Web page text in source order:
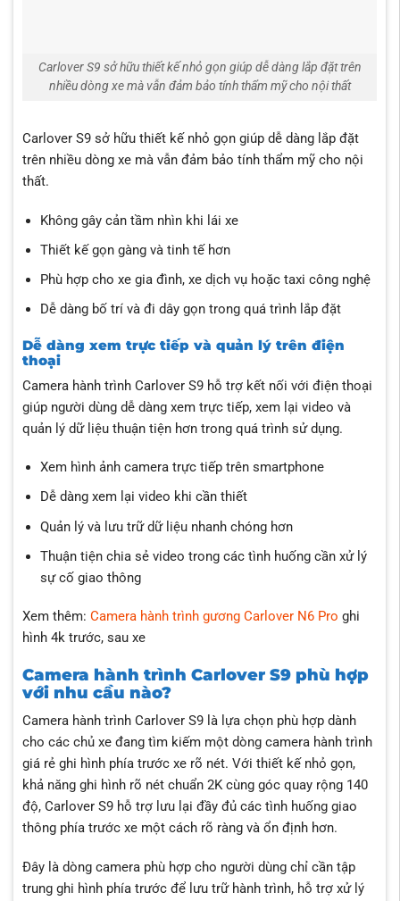
Carlover S9 sở hữu thiết kế nhỏ gọn giúp dễ dàng lắp đặt trên
nhiều dòng xe mà vẫn đảm bảo tính thẩm mỹ cho nội thất
Carlover S9 sở hữu thiết kế nhỏ gọn giúp dễ dàng lắp đặt
trên nhiều dòng xe mà vẫn đảm bảo tính thẩm mỹ cho nội
thất.
Không gây cản tầm nhìn khi lái xe
Thiết kế gọn gàng và tinh tế hơn
Phù hợp cho xe gia đình, xe dịch vụ hoặc taxi công nghệ
Dễ dàng bố trí và đi dây gọn trong quá trình lắp đặt
Dễ dàng xem trực tiếp và quản lý trên điện
thoại
Camera hành trình Carlover S9 hỗ trợ kết nối với điện thoại
giúp người dùng dễ dàng xem trực tiếp, xem lại video và
quản lý dữ liệu thuận tiện hơn trong quá trình sử dụng.
Xem hình ảnh camera trực tiếp trên smartphone
Dễ dàng xem lại video khi cần thiết
Quản lý và lưu trữ dữ liệu nhanh chóng hơn
Thuận tiện chia sẻ video trong các tình huống cần xử lý
sự cố giao thông
Xem thêm: Camera hành trình gương Carlover N6 Pro ghi
hình 4k trước, sau xe
Camera hành trình Carlover S9 phù hợp
với nhu cầu nào?
Camera hành trình Carlover S9 là lựa chọn phù hợp dành
cho các chủ xe đang tìm kiếm một dòng camera hành trình
giá rẻ ghi hình phía trước xe rõ nét. Với thiết kế nhỏ gọn,
khả năng ghi hình rõ nét chuẩn 2K cùng góc quay rộng 140
độ, Carlover S9 hỗ trợ lưu lại đầy đủ các tình huống giao
thông phía trước xe một cách rõ ràng và ổn định hơn.
Đây là dòng camera phù hợp cho người dùng chỉ cần tập
trung ghi hình phía trước để lưu trữ hành trình, hỗ trợ xử lý